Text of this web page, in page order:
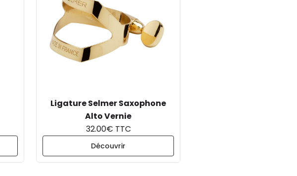
Ligature Selmer Saxophone
Alto Vernie
32.00€ TTC
Découvrir